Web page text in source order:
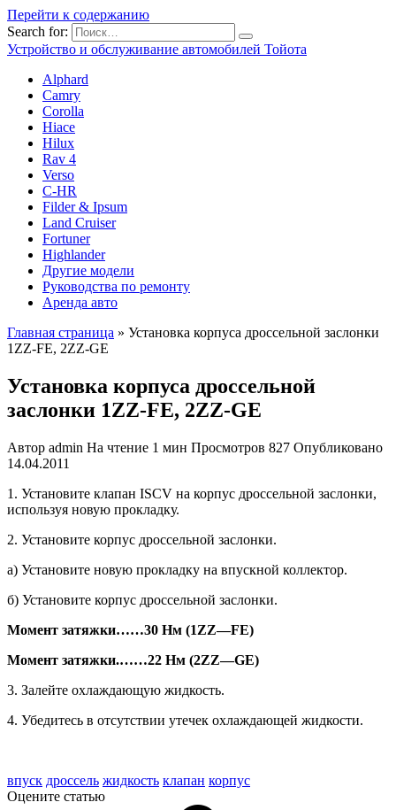
Перейти к содержанию
Search for:
Устройство и обслуживание автомобилей Тойота
Alphard
Camry
Corolla
Hiace
Hilux
Rav 4
Verso
C-HR
Filder & Ipsum
Land Cruiser
Fortuner
Highlander
Другие модели
Руководства по ремонту
Аренда авто
Главная страница » Установка корпуса дроссельной заслонки
1ZZ-FE, 2ZZ-GE
Установка корпуса дроссельной
заслонки 1ZZ-FE, 2ZZ-GE
Автор admin На чтение 1 мин Просмотров 827 Опубликовано
14.04.2011
1. Установите клапан ISCV на корпус дроссельной заслонки,
используя но­вую прокладку.
2. Установите корпус дроссельной за­слонки.
а) Установите новую прокладку на впускной коллектор.
б) Установите корпус дроссельной заслонки.
Момент затяжки……30 Нм (1ZZ—FE)
Момент затяжки.……22 Нм (2ZZ—GE)
3. Залейте охлаждающую жидкость.
4. Убедитесь в отсутствии утечек ох­лаждающей жидкости.
впуск дроссель жидкость клапан корпус
Оцените статью